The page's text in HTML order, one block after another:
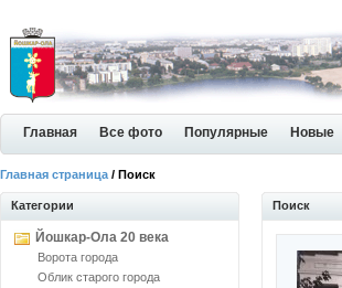
Главная Все фото Популярные Новые
Главная страница / Поиск
Категории
Йошкар-Ола 20 века
Ворота города
Облик старого города
Поиск